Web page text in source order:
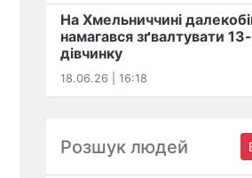
На Хмельниччині
намагався зґвалтувати
дівчинку
18.06.26 | 16:18
Розшук людей